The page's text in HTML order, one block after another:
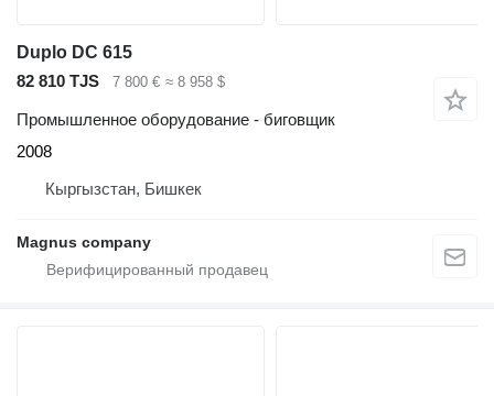
Duplo DC 615
82 810 TJS
7 800 € ≈ 8 958 $
Промышленное оборудование - биговщик
2008
Кыргызстан, Бишкек
Magnus company